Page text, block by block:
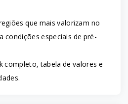
que mais valorizam no
condições especiais de pré-
completo, tabela de valores e